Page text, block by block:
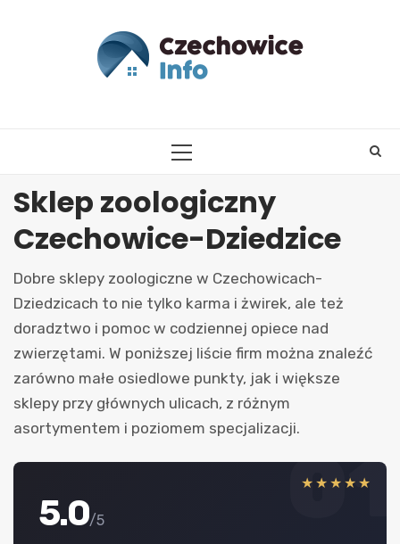
PRIMARY
Sklep zoologiczny
Czechowice-Dziedzice
Dobre sklepy zoologiczne w Czechowicach-
Dziedzicach to nie tylko karma i żwirek, ale też
doradztwo i pomoc w codziennej opiece nad
zwierzętami. W poniższej liście firm można znaleźć
zarówno małe osiedlowe punkty, jak i większe
sklepy przy głównych ulicach, z różnym
asortymentem i poziomem specjalizacji.
01
★★★★★
5.0/5